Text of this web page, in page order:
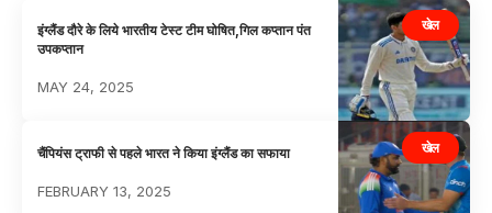
खेल
इंग्लैंड दौरे के लिये भारतीय टेस्ट टीम घोषित,गिल कप्तान पंत
उपकप्तान
MAY 24, 2025
खेल
चैंपियंस ट्राफी से पहले भारत ने किया इंग्लैंड का सफाया
FEBRUARY 13, 2025